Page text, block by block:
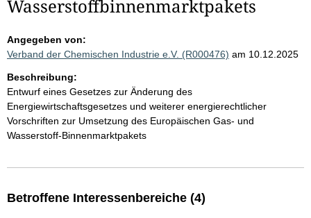
Wasserstoffbinnenmarktpakets
Angegeben von:
Verband der Chemischen Industrie e.V. (R000476) am 10.12.2025
Beschreibung:
Entwurf eines Gesetzes zur Änderung des
Energiewirtschaftsgesetzes und weiterer energierechtlicher
Vorschriften zur Umsetzung des Europäischen Gas- und
Wasserstoff-Binnenmarktpakets
Betroffene Interessenbereiche (4)